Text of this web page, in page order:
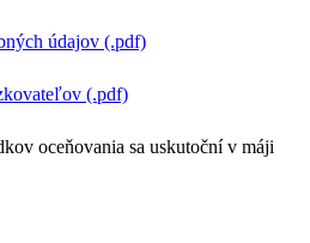
údajov (.pdf)
(.pdf)
oceňovania sa uskutoční v máji